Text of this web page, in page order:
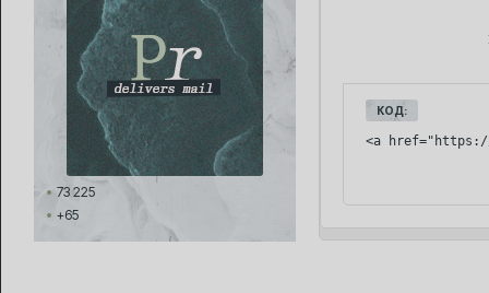
73 225
+65
КОД:
<a href="https://